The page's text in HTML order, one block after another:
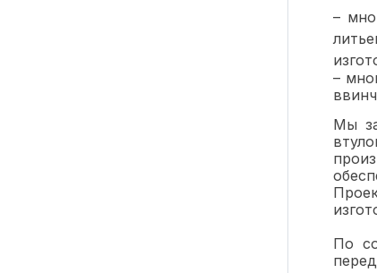
–
–
Мы
По